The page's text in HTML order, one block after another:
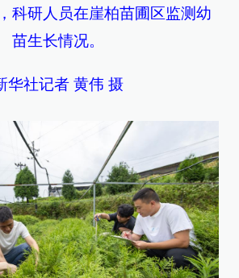
科研人员在崖柏苗圃区监测幼
苗生长情况。
华社记者 黄伟 摄